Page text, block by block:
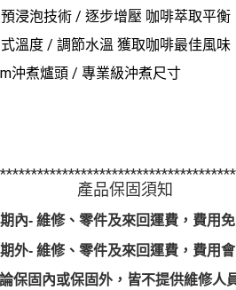
浸泡技術 / 逐步增壓 咖啡萃取平衡
溫度 / 調節水溫 獲取咖啡最佳風味
沖煮爐頭 / 專業級沖煮尺寸
產品保固須知
內- 維修、零件及來回運費，費用
外- 維修、零件及來回運費，費用
固內或保固外，皆不提供維修人